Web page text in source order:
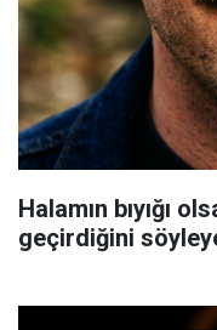
Halamın bıyığı
geçirdiğini